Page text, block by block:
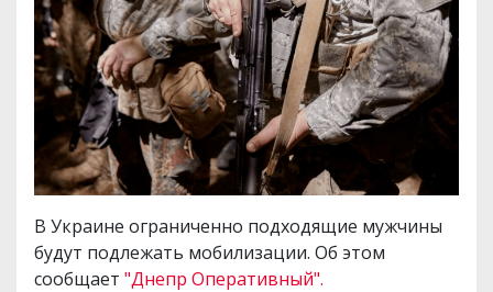
В Украине ограниченно подходящие мужчины
будут подлежать мобилизации. Об этом
сообщает "Днепр Оперативный".